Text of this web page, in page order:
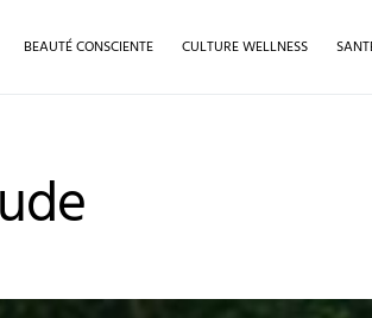
BEAUTÉ CONSCIENTE CULTURE WELLNESS